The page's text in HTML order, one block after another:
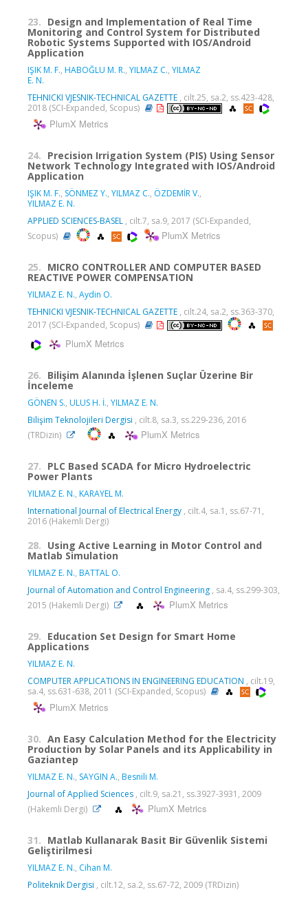
23. Design and Implementation of Real Time
Monitoring and Control System for Distributed
Robotic Systems Supported with IOS/Android
Application
IŞIK M. F., HABOĞLU M. R., YILMAZ C., YILMAZ
E. N.
TEHNICKI VJESNIK-TECHNICAL GAZETTE , cilt.25, sa.2, ss.423-428,
2018 (SCI-Expanded, Scopus)
PlumX Metrics
24. Precision Irrigation System (PIS) Using Sensor
Network Technology Integrated with IOS/Android
Application
IŞIK M. F., SÖNMEZ Y., YILMAZ C., ÖZDEMİR V.,
YILMAZ E. N.
APPLIED SCIENCES-BASEL , cilt.7, sa.9, 2017 (SCI-Expanded,
Scopus)
PlumX Metrics
25. MICRO CONTROLLER AND COMPUTER BASED
REACTIVE POWER COMPENSATION
YILMAZ E. N., Aydin O.
TEHNICKI VJESNIK-TECHNICAL GAZETTE , cilt.24, sa.2, ss.363-370,
2017 (SCI-Expanded, Scopus)
PlumX Metrics
26. Bilişim Alanında İşlenen Suçlar Üzerine Bir
İnceleme
GÖNEN S., ULUS H. İ., YILMAZ E. N.
Bilişim Teknolojileri Dergisi , cilt.8, sa.3, ss.229-236, 2016
(TRDizin)
PlumX Metrics
27. PLC Based SCADA for Micro Hydroelectric
Power Plants
YILMAZ E. N., KARAYEL M.
International Journal of Electrical Energy , cilt.4, sa.1, ss.67-71,
2016 (Hakemli Dergi)
28. Using Active Learning in Motor Control and
Matlab Simulation
YILMAZ E. N., BATTAL O.
Journal of Automation and Control Engineering , sa.4, ss.299-303,
2015 (Hakemli Dergi)
PlumX Metrics
29. Education Set Design for Smart Home
Applications
YILMAZ E. N.
COMPUTER APPLICATIONS IN ENGINEERING EDUCATION , cilt.19,
sa.4, ss.631-638, 2011 (SCI-Expanded, Scopus)
PlumX Metrics
30. An Easy Calculation Method for the Electricity
Production by Solar Panels and its Applicability in
Gaziantep
YILMAZ E. N., SAYGIN A., Besnili M.
Journal of Applied Sciences , cilt.9, sa.21, ss.3927-3931, 2009
(Hakemli Dergi)
PlumX Metrics
31. Matlab Kullanarak Basit Bir Güvenlik Sistemi
Geliştirilmesi
YILMAZ E. N., Cihan M.
Politeknik Dergisi , cilt.12, sa.2, ss.67-72, 2009 (TRDizin)